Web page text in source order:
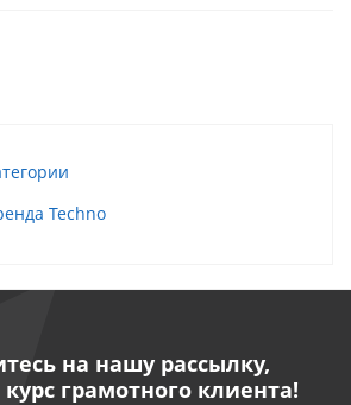
Techno
на нашу рассылку,
грамотного клиента!